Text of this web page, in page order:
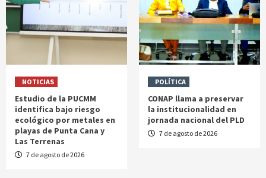
NOTICIAS
Estudio de la PUCMM
identifica bajo riesgo
ecológico por metales en
playas de Punta Cana y
Las Terrenas
7 de agosto de 2026
POLÍTICA
CONAP llama a preservar
la institucionalidad en
jornada nacional del PLD
7 de agosto de 2026